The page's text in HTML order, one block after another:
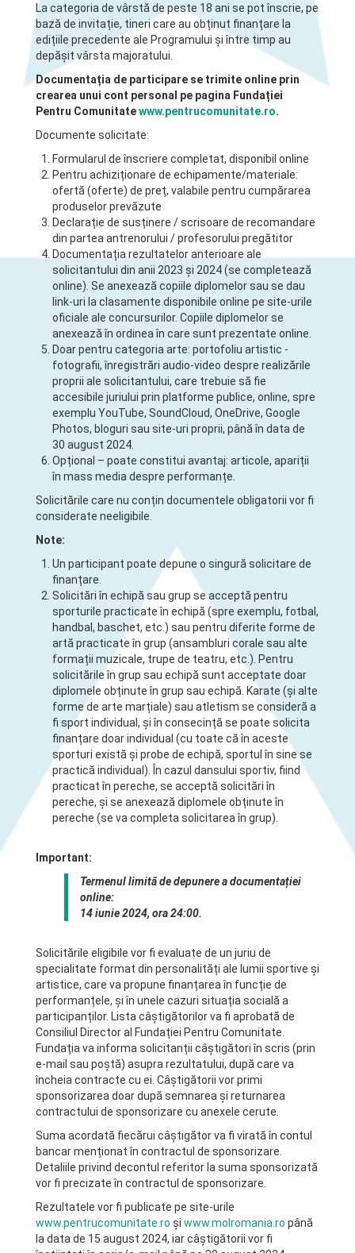
La categoria de vârstă de peste 18 ani se pot înscrie, pe
bază de invitație, tineri care au obținut finanțare la
edițiile precedente ale Programului și între timp au
depășit vârsta majoratului.
Documentația de participare se trimite online prin
crearea unui cont personal pe pagina Fundației
Pentru Comunitatewww.pentrucomunitate.ro.
Documente solicitate:
Formularul de înscriere completat, disponibil online
Pentru achiziționare de echipamente/materiale:
ofertă (oferte) de preț, valabile pentru cumpărarea
produselor prevăzute
Declarație de susținere / scrisoare de recomandare
din partea antrenorului / profesorului pregătitor
Documentația rezultatelor anterioare ale
solicitantului din anii 2023 și 2024 (se completează
online). Se anexează copiile diplomelor sau se dau
link-uri la clasamente disponibile online pe site-urile
oficiale ale concursurilor. Copiile diplomelor se
anexează în ordinea în care sunt prezentate online.
Doar pentru categoria arte: portofoliu artistic -
fotografii, înregistrări audio-video despre realizările
proprii ale solicitantului, care trebuie să fie
accesibile juriului prin platforme publice, online, spre
exemplu YouTube, SoundCloud, OneDrive, Google
Photos, bloguri sau site-uri proprii, până în data de
30 august 2024.
Opțional – poate constitui avantaj: articole, apariții
în mass media despre performanțe.
Solicitările care nu conțin documentele obligatorii vor fi
considerate neeligibile.
Note:
Un participant poate depune o singură solicitare de
finanțare.
Solicitări în echipă sau grup se acceptă pentru
sporturile practicate în echipă (spre exemplu, fotbal,
handbal, baschet, etc.) sau pentru diferite forme de
artă practicate în grup (ansambluri corale sau alte
formații muzicale, trupe de teatru, etc.). Pentru
solicitările în grup sau echipă sunt acceptate doar
diplomele obținute în grup sau echipă. Karate (și alte
forme de arte marțiale) sau atletism se consideră a
fi sport individual, și în consecință se poate solicita
finanțare doar individual (cu toate că în aceste
sporturi există și probe de echipă, sportul în sine se
practică individual). În cazul dansului sportiv, fiind
practicat în pereche, se acceptă solicitări în
pereche, și se anexează diplomele obținute în
pereche (se va completa solicitarea în grup).
Important:
Termenul limită de depunere a documentației
online:
14 iunie 2024, ora 24:00.
Solicitările eligibile vor fi evaluate de un juriu de
specialitate format din personalități ale lumii sportive și
artistice, care va propune finanțarea în funcție de
performanțele, și în unele cazuri situația socială a
participanților. Lista câștigătorilor va fi aprobată de
Consiliul Director al Fundației Pentru Comunitate.
Fundația va informa solicitanții câștigători în scris (prin
e-mail sau poștă) asupra rezultatului, după care va
încheia contracte cu ei. Câștigătorii vor primi
sponsorizarea doar după semnarea și returnarea
contractului de sponsorizare cu anexele cerute.
Suma acordată fiecărui câștigător va fi virată în contul
bancar menționat în contractul de sponsorizare.
Detaliile privind decontul referitor la suma sponsorizată
vor fi precizate în contractul de sponsorizare.
Rezultatele vor fi publicate pe site-urile
www.pentrucomunitate.ro și www.molromania.ro până
la data de 15 august 2024, iar câștigătorii vor fi